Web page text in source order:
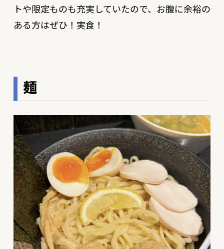
トや限定ものも充実していたので、お腹に余裕の
ある方はぜひ！実食！
麺